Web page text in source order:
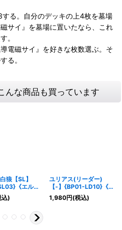
る。自分のデッキの上4枚を墓場
サイ』を墓場に置いたなら、これ
。
電磁サイ』を好きな枚数選ぶ。そ
る。
んな商品も買っています
狼【SL】
《エル
込)
ユリアス(リーダー)
【-】{BP01-LD10}《ナ
イトメア》
1,980円(税込)